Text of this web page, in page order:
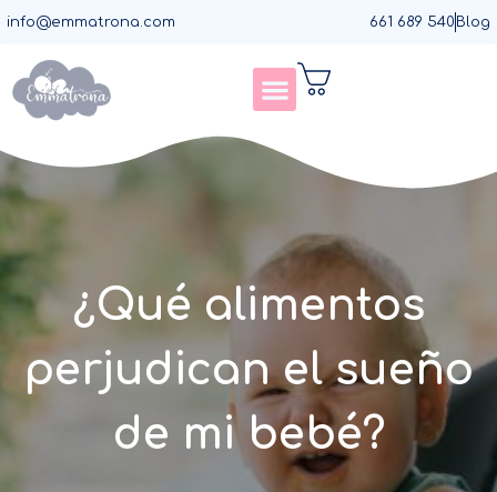
Ir
contenido
info@emmatrona.com 661 689 540 Blog
¿Qué alimentos
perjudican el sueño
de mi bebé?